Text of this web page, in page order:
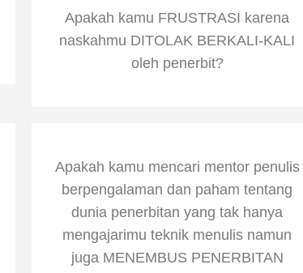
Apakah kamu FRUSTRASI karena
naskahmu DITOLAK BERKALI-KALI
oleh penerbit?
Apakah kamu mencari mentor penulis
berpengalaman dan paham tentang
dunia penerbitan yang tak hanya
mengajarimu teknik menulis namun
juga MENEMBUS PENERBITAN